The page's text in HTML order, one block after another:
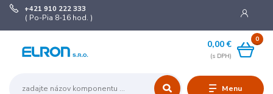
Menu
+421 910 222 333
( Po-Pia 8-16 hod. )
0
0,00 €